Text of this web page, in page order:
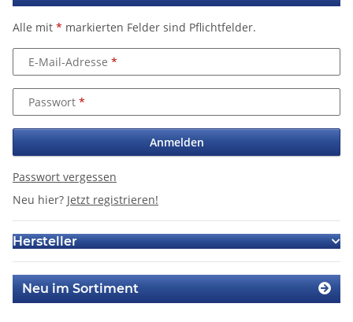
Alle mit * markierten Felder sind Pflichtfelder.
E-Mail-Adresse
Passwort
Anmelden
Passwort vergessen
Neu hier? Jetzt registrieren!
Hersteller
Neu im Sortiment